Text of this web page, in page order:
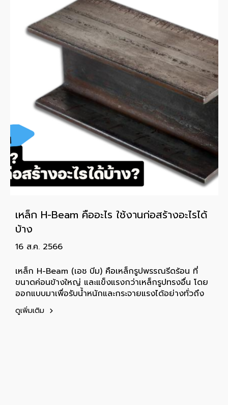
เหล็ก H-Beam คืออะไร ใช้งานก่อสร้างอะไรได้
บ้าง
16 ส.ค. 2566
เหล็ก H-Beam (เอช บีม) คือเหล็กรูปพรรณรีดร้อน ที่
ขนาดค่อนข้างใหญ่ และแข็งแรงกว่าเหล็กรูปทรงอื่น โดย
ออกแบบมาเพื่อรับน้ำหนักและกระจายแรงได้อย่างทั่วถึง
ดูเพิ่มเติม